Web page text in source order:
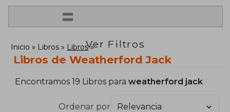
=
Ver Filtros
Inicio Libros Libros
Libros de Weatherford Jack
Encontramos 19 Libros paraweatherford jack
Ordenar por